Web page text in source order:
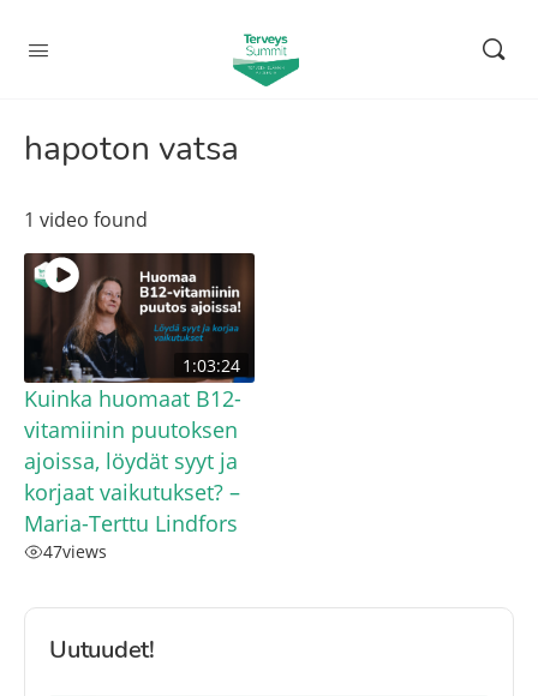
hapoton vatsa
1 video found
1:03:24
Kuinka huomaat B12-
vitamiinin puutoksen
ajoissa, löydät syyt ja
korjaat vaikutukset? –
Maria-Terttu Lindfors
47views
Uutuudet!